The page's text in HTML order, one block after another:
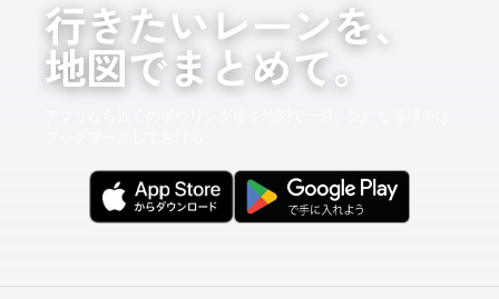
行きたいレーンを、
地図でまとめて。